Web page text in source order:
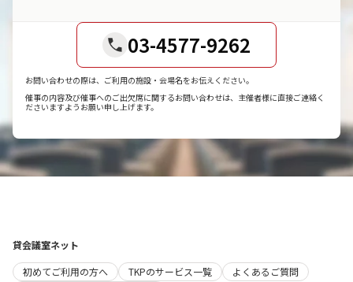
03-4577-9262
お問い合わせの際は、ご利用の施設・会場名をお伝えください。
催事の内容及び催事へのご出欠席に関するお問い合わせは、主催者様に直接ご連絡く
ださいますようお願い申し上げます。
貸会議室ネット
初めてご利用の方へ
TKPのサービス一覧
よくあるご質問